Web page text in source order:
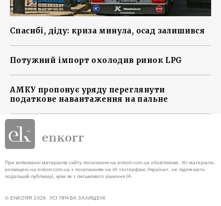
Спасибі, діду: криза минула, осад залишився
Потужний імпорт охолодив ринок LPG
АМКУ пропонує уряду переглянути
податкове навантаження на пальне
При копіюванні матеріалів сайту посилання на enkorr.com.ua обов'язкове. Усі матеріали,
розміщені на enkorr.com.ua з посиланням на ІА «Інтерфакс-Україна», не підлягають
подальшій публікації, крім як з письмового рішення ІА.
© ENKORR 2026. УСІ ПРАВА ЗАХИЩЕНІ.